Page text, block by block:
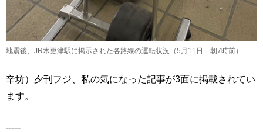
地震後、JR木更津駅に掲示された各路線の運転状況（5月11日 朝7時前）
辛坊）夕刊フジ、私の気になった記事が3面に掲載されてい
ます。
-----